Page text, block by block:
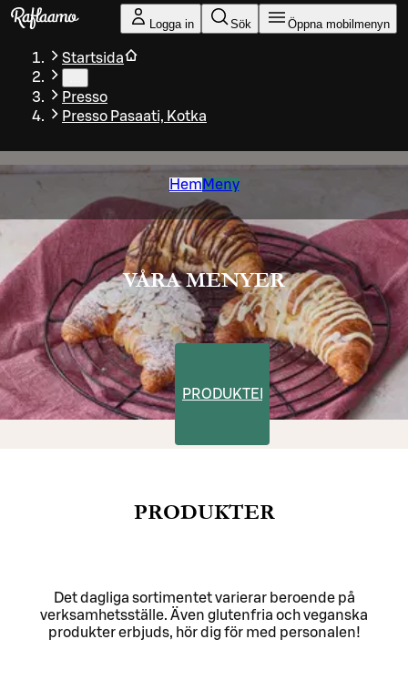
Gå till huvudinnehållet
Logga in Sök Öppna mobilmenyn
Startsida
Presso
Presso Pasaati, Kotka
Hem Meny
VÅRA MENYER
PRODUKTER
PRODUKTER
Det dagliga sortimentet varierar beroende på
verksamhetsställe. Även glutenfria och veganska
produkter erbjuds, hör dig för med personalen!